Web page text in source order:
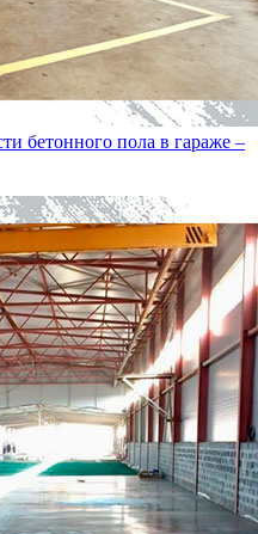
бетонного пола в гараже –